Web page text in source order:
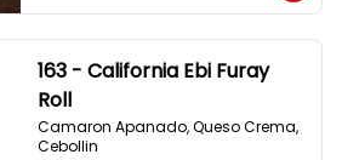
163 - California Ebi Furay
Roll
Camaron Apanado, Queso Crema,
Cebollin